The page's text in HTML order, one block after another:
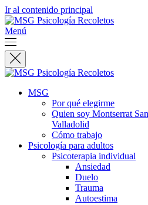
Ir al contenido principal
Menú
MSG
Por qué elegirme
Quien soy Montserrat
Valladolid
Cómo trabajo
Psicología para adultos
Psicoterapia individual
Ansiedad
Duelo
Trauma
Autoestima